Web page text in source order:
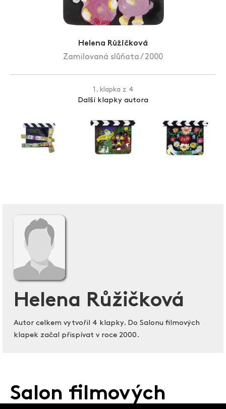
Helena Růžičková
Zamilovaná slůňata / 2000
1. klapka z 4
Další klapky autora
Helena Růžičková
Autor celkem vytvořil 4 klapky. Do Salonu filmových
klapek začal přispívat v roce 2000.
Salon filmových